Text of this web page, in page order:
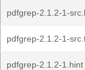
pdfgrep-2.1.2-1-
pdfgrep-2.1.2-1-
pdfgrep-2.1.2-1.hint